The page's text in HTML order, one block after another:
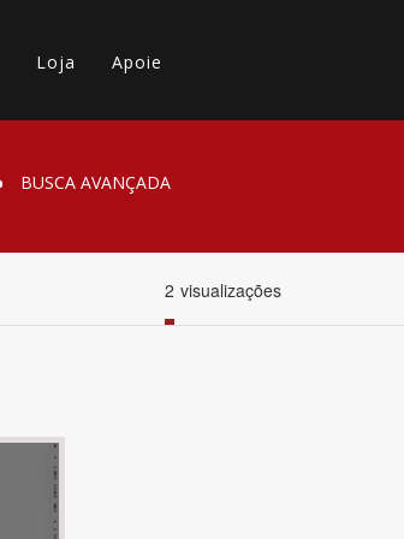
Loja Apoie
BUSCA AVANÇADA
2 visualizações